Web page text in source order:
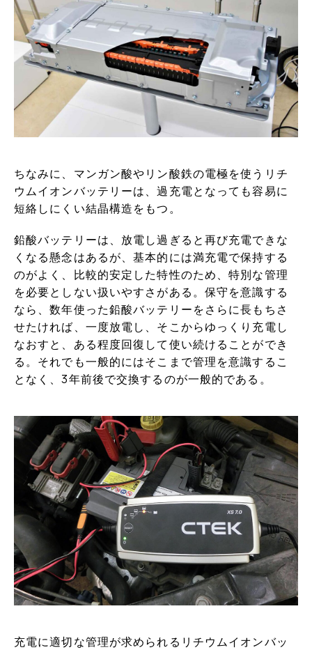
ちなみに、マンガン酸やリン酸鉄の電極を使うリチ
ウムイオンバッテリーは、過充電となっても容易に
短絡しにくい結晶構造をもつ。
鉛酸バッテリーは、放電し過ぎると再び充電できな
くなる懸念はあるが、基本的には満充電で保持する
のがよく、比較的安定した特性のため、特別な管理
を必要としない扱いやすさがある。保守を意識する
なら、数年使った鉛酸バッテリーをさらに長もちさ
せたければ、一度放電し、そこからゆっくり充電し
なおすと、ある程度回復して使い続けることができ
る。それでも一般的にはそこまで管理を意識するこ
となく、3年前後で交換するのが一般的である。
充電に適切な管理が求められるリチウムイオンバッ